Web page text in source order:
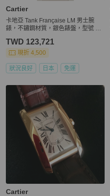
Cartier
卡地亞 Tank Française LM 男士腕
錶，不鏽鋼材質，銀色錶盤，型號 W5
TWD 123,721
現折 4,500
狀況良好 日本 免運
Cartier